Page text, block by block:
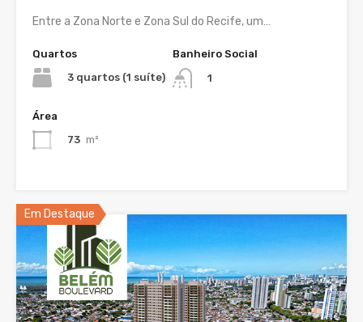
Entre a Zona Norte e Zona Sul do Recife, um…
Quartos
3 quartos (1 suíte)
Banheiro Social
1
Área
73 m²
Em Destaque